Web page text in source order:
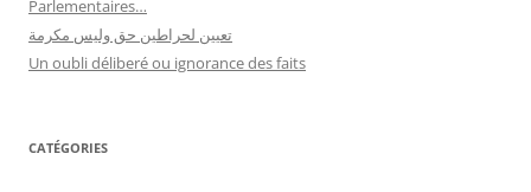
Parlementaires…
تعيين لحراطين حق وليس مكرمة
Un oubli déliberé ou ignorance des faits
CATÉGORIES